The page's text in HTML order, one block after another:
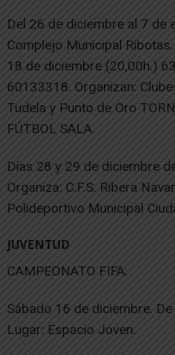
Del 26 de diciembre al 7 de
Complejo Municipal
18 de diciembre (20,00h.)
60133318. Organizan:
Tudela y Punto de Oro
FÚTBOL SALA.
Días 28 y 29 de diciembre
Organiza: C.F.S. Ribera
Polideportivo Municipal
JUVENTUD
CAMPEONATO FIFA.
Sábado 16 de diciembre.
Lugar: Espacio Joven.